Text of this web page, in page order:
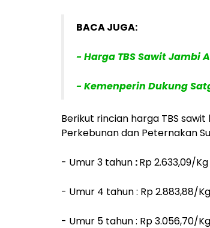
BACA JUGA:
- Harga TBS Sawit Jambi
- Kemenperin Dukung
Berikut rincian harga TBS
Perkebunan dan Peternakan
- Umur 3 tahun :Rp 2.633,09/Kg
- Umur 4 tahun : Rp 2.883,88/Kg
- Umur 5 tahun : Rp 3.056,70/Kg